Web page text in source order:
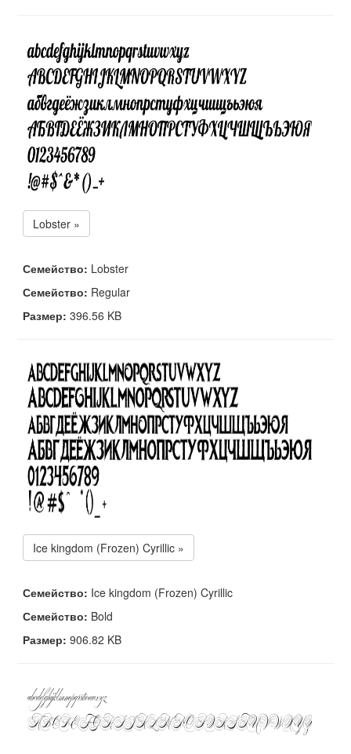
Lobster »
Семейство: Lobster
Семейство: Regular
Размер: 396.56 KB
Ice kingdom (Frozen) Cyrillic »
Семейство: Ice kingdom (Frozen) Cyrillic
Семейство: Bold
Размер: 906.82 KB